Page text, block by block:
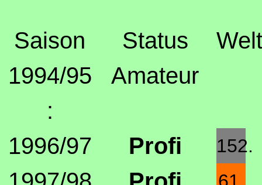
Saison Status
1994/95
Amateur
:
1996/97
Profi 152.